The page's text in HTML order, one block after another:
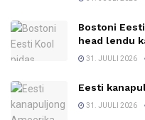
Bostoni
head lendu
31. JUULI 2026
Eesti
31. JUULI 2026